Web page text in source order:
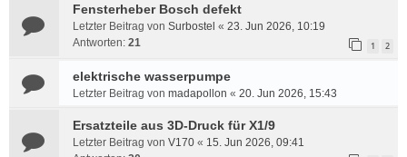
Fensterheber Bosch defekt
Letzter Beitrag von Surbostel « 23. Jun 2026, 10:19
Antworten: 21 1 2
elektrische wasserpumpe
Letzter Beitrag von madapollon « 20. Jun 2026, 15:43
Ersatzteile aus 3D-Druck für X1/9
Letzter Beitrag von V170 « 15. Jun 2026, 09:41